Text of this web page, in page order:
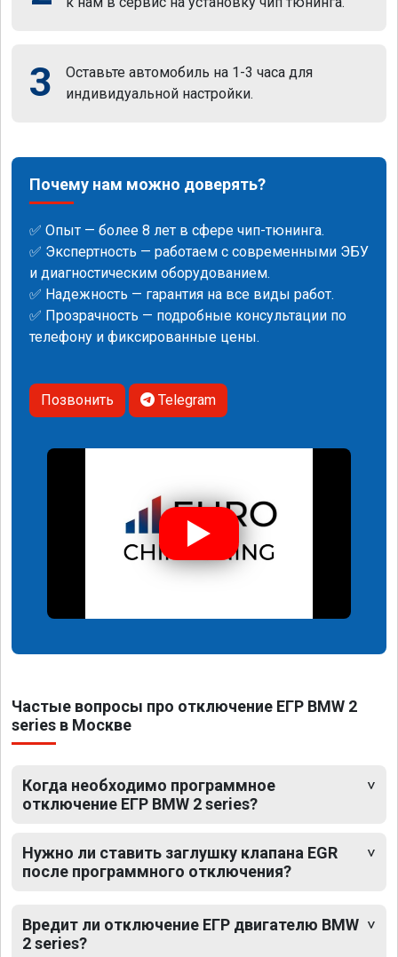
3
Оставьте автомобиль на 1-3 часа для
индивидуальной настройки.
Почему нам можно доверять?
✅ Опыт — более 8 лет в сфере чип-тюнинга.
✅ Экспертность — работаем с современными ЭБУ
и диагностическим оборудованием.
✅ Надежность — гарантия на все виды работ.
✅ Прозрачность — подробные консультации по
телефону и фиксированные цены.
Позвонить Telegram
Частые вопросы про отключение ЕГР BMW 2
series в Москве
Когда необходимо программное
отключение ЕГР BMW 2 series?
Нужно ли ставить заглушку клапана EGR
после программного отключения?
Вредит ли отключение ЕГР двигателю BMW
2 series?